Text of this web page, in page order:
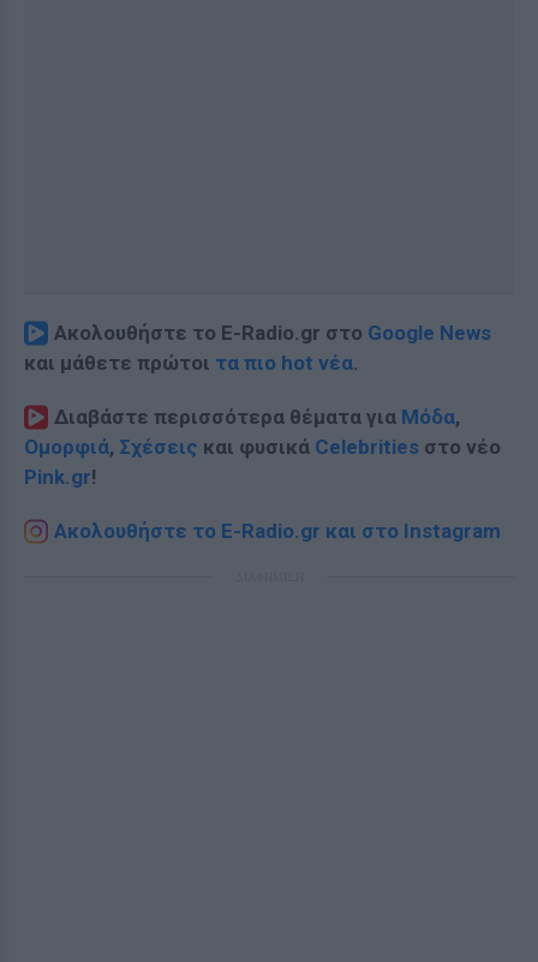
Ακολουθήστε το E-Radio.gr στο Google News
και μάθετε πρώτοι τα πιο hot νέα.
Διαβάστε περισσότερα θέματα για Μόδα,
Ομορφιά, Σχέσεις και φυσικά Celebrities στο νέο
Pink.gr!
Ακολουθήστε το E-Radio.gr και στο Instagram